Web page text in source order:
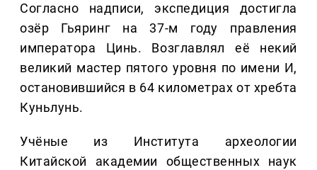
Согласно надписи, экспедиция достигла
озёр Гьяринг на 37-м году правления
императора Цинь. Возглавлял её некий
великий мастер пятого уровня по имени И,
остановившийся в 64 километрах от хребта
Куньлунь.
Учёные из Института археологии
Китайской академии общественных наук